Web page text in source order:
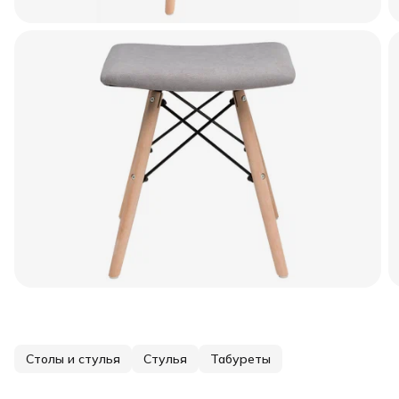
Столы и стулья Стулья Табуреты